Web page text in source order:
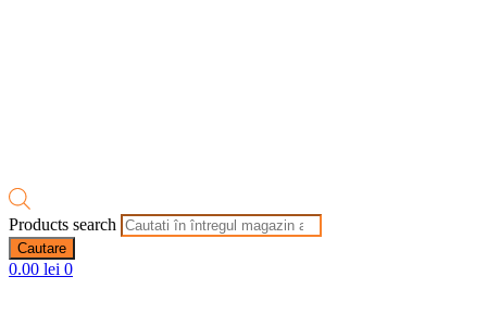
Products search
Cautare
0.00 lei 0